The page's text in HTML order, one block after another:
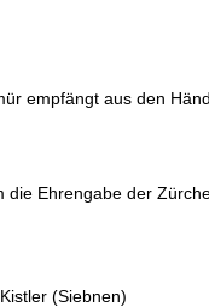
empfängt aus den
die Ehrengabe der
(Siebnen)